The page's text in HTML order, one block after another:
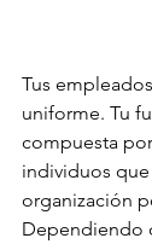
Tus
uniforme. Tu
compuesta
individuos
organización
Dependiendo